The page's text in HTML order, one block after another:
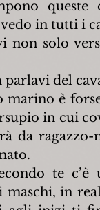
queste
in tutti i
non solo
parlavi del
marino è
in cui
da ragazzo-
te
in